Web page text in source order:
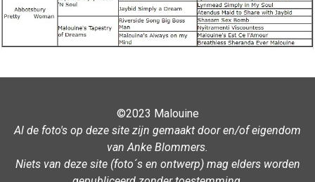
©2023 Malouine
Al de foto's op deze site zijn gemaakt door en/of eigendom
van Anke Blommers.
Niets van deze site (foto´s en ontwerp) mag elders worden